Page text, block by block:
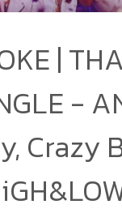
|
-
Crazy